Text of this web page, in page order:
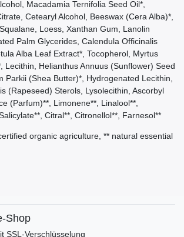
Macadamia Ternifolia Seed Oil*,
Cetearyl Alcohol, Beeswax (Cera Alba)*,
Loess, Xanthan Gum, Lanolin
Palm Glycerides, Calendula Officinalis
Alba Leaf Extract*, Tocopherol, Myrtus
Lecithin, Helianthus Annuus (Sunflower) Seed
Parkii (Shea Butter)*, Hydrogenated Lecithin,
(Rapeseed) Sterols, Lysolecithin, Ascorbyl
(Parfum)**, Limonene**, Linalool**,
Citral**, Citronellol**, Farnesol**
organic agriculture, ** natural essential
Shop
SSL-Verschlüsselung